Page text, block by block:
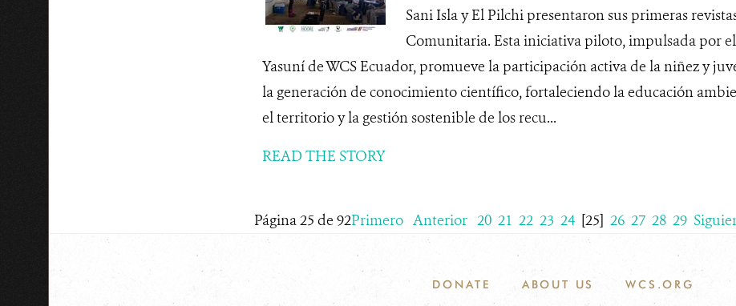
Sani Isla y El Pilchi presentaron sus primeras
Comunitaria. Esta iniciativa piloto, impulsada por el
Yasuní de WCS Ecuador, promueve la participación activa de la niñez y
la generación de conocimiento científico, fortaleciendo la educación
el territorio y la gestión sostenible de los recu...
READ THE STORY
Página 25 de 92Primero Anterior 20 21 22 23 24 [25] 26 27 28 29
DONATE ABOUT US WCS.ORG